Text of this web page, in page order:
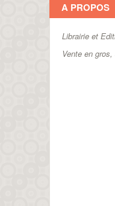
A PROPOS
Librairie et
Vente en